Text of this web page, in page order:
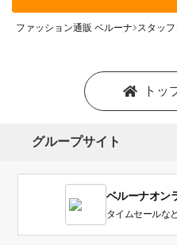
ファッション通販 ベルーナ スタッ
トッ
グループサイト
ベルーナオン
タイムセールな